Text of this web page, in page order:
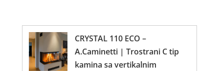
CRYSTAL 110 ECO –
A.Caminetti | Trostrani C tip
kamina sa vertikalnim